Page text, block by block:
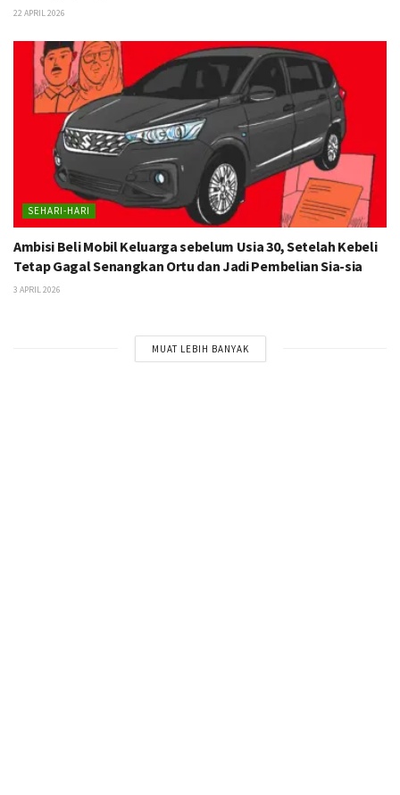
22 APRIL 2026
SEHARI-HARI
Ambisi Beli Mobil Keluarga sebelum Usia 30, Setelah Kebeli
Tetap Gagal Senangkan Ortu dan Jadi Pembelian Sia-sia
3 APRIL 2026
MUAT LEBIH BANYAK